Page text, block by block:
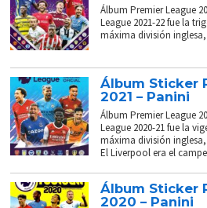
Álbum Premier League
League 2021-22 fue la
máxima división inglesa,
Álbum Sticker
2021 – Panini
Álbum Premier League
League 2020-21 fue la
máxima división inglesa,
El Liverpool era el
Álbum Sticker
2020 – Panini